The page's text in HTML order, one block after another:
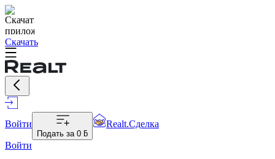
Скачать
Войти
Подать за 0 ƃ
Realt.Сделка
Войти